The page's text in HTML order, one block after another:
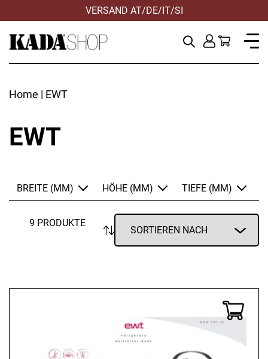
VERSAND AT/DE/IT/SI
Home | EWT
EWT
BREITE (MM)
ANWENDEN
HÖHE (MM)
ANWENDEN
TIEFE (MM)
ANWENDEN
9 PRODUKTE